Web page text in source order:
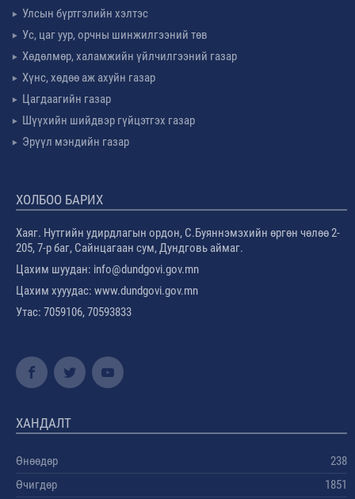
Улсын бүртгэлийн хэлтэс
Ус, цаг уур, орчны шинжилгээний төв
Хөдөлмөр, халамжийн үйлчилгээний газар
Хүнс, хөдөө аж ахуйн газар
Цагдаагийн газар
Шүүхийн шийдвэр гүйцэтгэх газар
Эрүүл мэндийн газар
ХОЛБОО БАРИХ
Хаяг. Нутгийн удирдлагын ордон, С.Буяннэмэхийн өргөн чөлөө 2-
205, 7-р баг, Сайнцагаан сум, Дундговь аймаг.
Цахим шуудан: info@dundgovi.gov.mn
Цахим хууудас: www.dundgovi.gov.mn
Утас: 7059106, 70593833
ХАНДАЛТ
Өнөөдөр
238
Өчигдөр
1851